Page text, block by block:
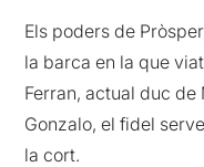
Els poders de
la barca en la que
Ferran, actual duc de
Gonzalo, el fidel
la cort.